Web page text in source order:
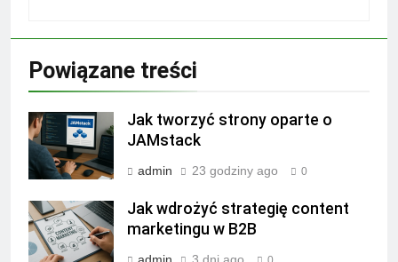
Powiązane treści
Jak tworzyć strony oparte o
JAMstack
admin 23 godziny ago 0
Jak wdrożyć strategię content
marketingu w B2B